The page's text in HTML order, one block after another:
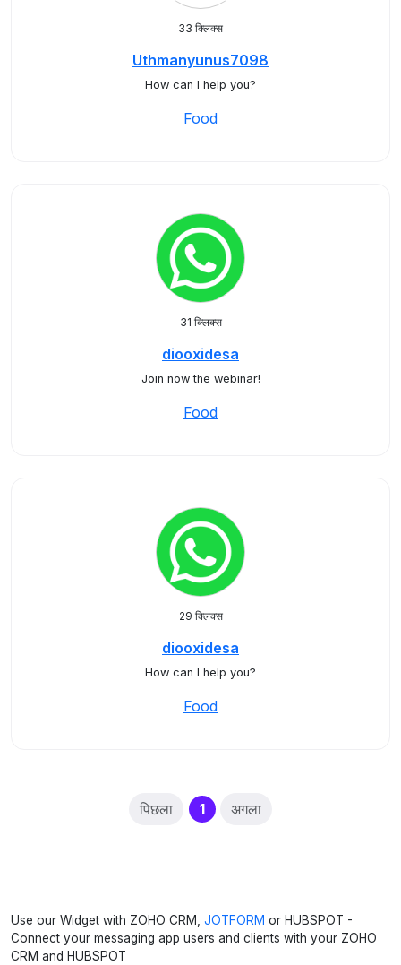
33 क्लिक्स
Uthmanyunus7098
How can I help you?
Food
31 क्लिक्स
diooxidesa
Join now the webinar!
Food
29 क्लिक्स
diooxidesa
How can I help you?
Food
पिछला 1(current)
अगला
Use our Widget with ZOHO CRM, JOTFORM or HUBSPOT -
Connect your messaging app users and clients with your ZOHO
CRM and HUBSPOT